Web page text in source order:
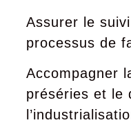
Assurer le
processus de
Accompagner
préséries et le